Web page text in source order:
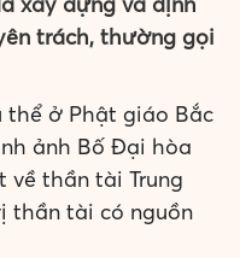
trách, thường gọi
thể ở Phật giáo Bắc
ảnh Bố Đại hòa
về thần tài Trung
thần tài có nguồn